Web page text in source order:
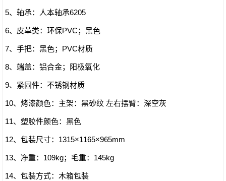
5、轴承：人本轴承6205
6、皮革类：环保PVC；黑色
7、手把：黑色；PVC材质
8、端盖：铝合金；阳极氧化
9、紧固件：不锈钢材质
10、烤漆颜色：主架：黑砂纹 左右摆臂：深空灰
11、塑胶件颜色：黑色
12、包装尺寸：1315×1165×965mm
13、净重：109kg；毛重：145kg
14、包装方式：木箱包装